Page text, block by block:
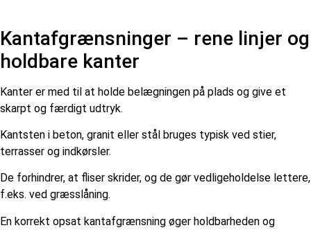
Kantafgrænsninger – rene linjer og
holdbare kanter
Kanter er med til at holde belægningen på plads og give et
skarpt og færdigt udtryk.
Kantsten i beton, granit eller stål bruges typisk ved stier,
terrasser og indkørsler.
De forhindrer, at fliser skrider, og de gør vedligeholdelse lettere,
f.eks. ved græsslåning.
En korrekt opsat kantafgrænsning øger holdbarheden og